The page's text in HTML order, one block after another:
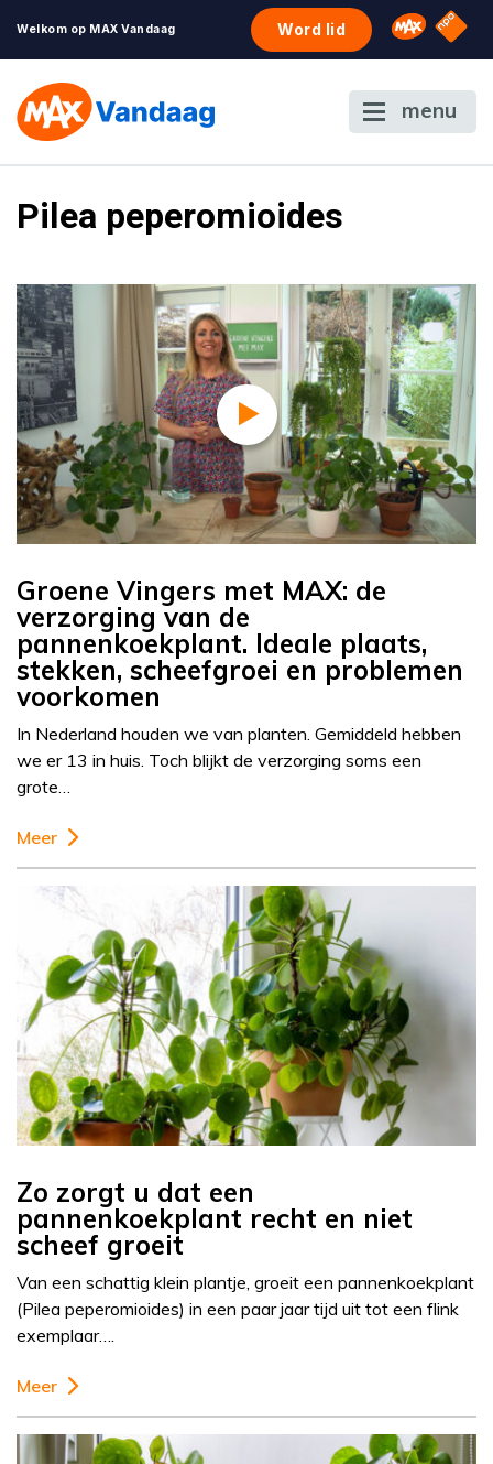
Welkom op MAX Vandaag Word lid Omroep
NPO
menu
Pilea peperomioides
Groene Vingers met MAX: de
verzorging van de
pannenkoekplant. Ideale plaats,
stekken, scheefgroei en problemen
voorkomen
In Nederland houden we van planten. Gemiddeld hebben
we er 13 in huis. Toch blijkt de verzorging soms een
grote…
Meer
Zo zorgt u dat een
pannenkoekplant recht en niet
scheef groeit
Van een schattig klein plantje, groeit een pannenkoekplant
(Pilea peperomioides) in een paar jaar tijd uit tot een flink
exemplaar….
Meer